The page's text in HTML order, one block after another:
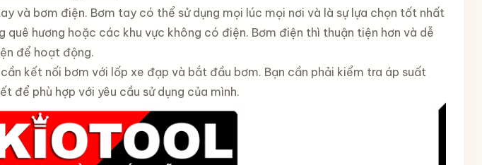
và bơm điện. Bơm tay có thể sử dụng mọi lúc mọi nơi và là sự lựa chọn tốt nhất
quê hương hoặc các khu vực không có điện. Bơm điện thì thuận tiện hơn và dễ
để hoạt động.
kết nối bơm với lốp xe đạp và bắt đầu bơm. Bạn cần phải kiểm tra áp suất
để phù hợp với yêu cầu sử dụng của mình.